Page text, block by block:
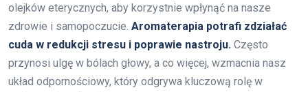
olejków eterycznych, aby korzystnie wpłynąć na nasze
zdrowie i samopoczucie. Aromaterapia potrafi zdziałać
cuda w redukcji stresu i poprawie nastroju. Często
przynosi ulgę w bólach głowy, a co więcej, wzmacnia nasz
układ odpornościowy, który odgrywa kluczową rolę w